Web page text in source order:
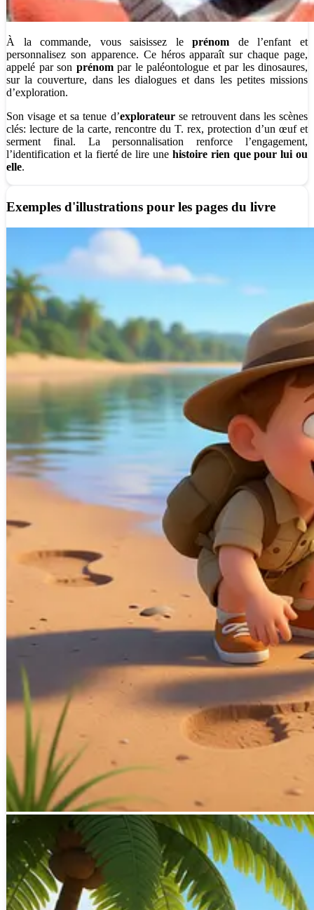
À la commande, vous saisissez leprénom de l’enfant et
personnalisez son apparence. Ce héros apparaît sur chaque page,
appelé par son prénompar le paléontologue et par les dinosaures,
sur la couverture, dans les dialogues et dans les petites missions
d’exploration.
Son visage et sa tenue d’explorateurse retrouvent dans les scènes
clés: lecture de la carte, rencontre du T. rex, protection d’un œuf et
serment final. La personnalisation renforce l’engagement,
l’identification et la fierté de lire une histoire rien que pour lui ou
elle.
Exemples d'illustrations pour les pages du livre